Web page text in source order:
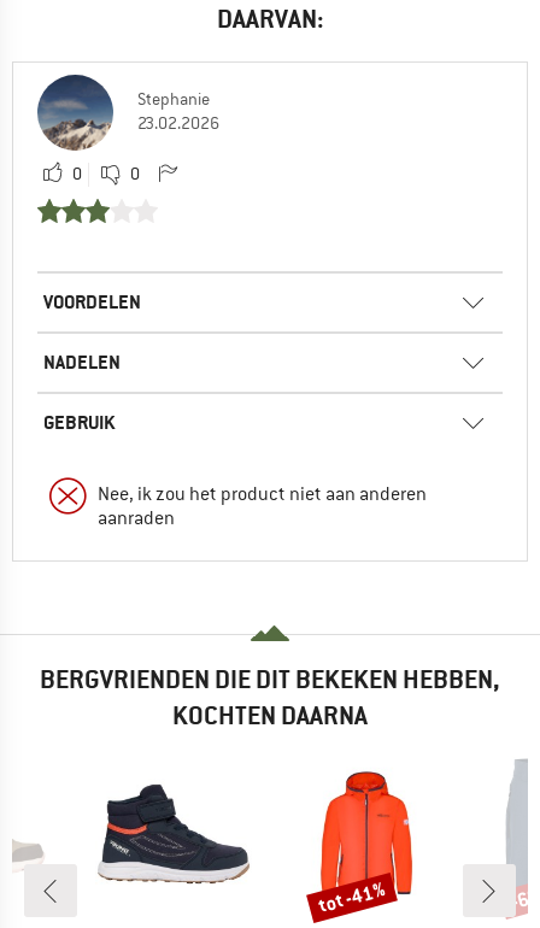
DAARVAN:
Stephanie
23.02.2026
0 0
VOORDELEN
NADELEN
GEBRUIK
Nee, ik zou het product niet aan anderen
aanraden
BERGVRIENDEN DIE DIT BEKEKEN HEBBEN,
KOCHTEN DAARNA
Korting
tot -41% -